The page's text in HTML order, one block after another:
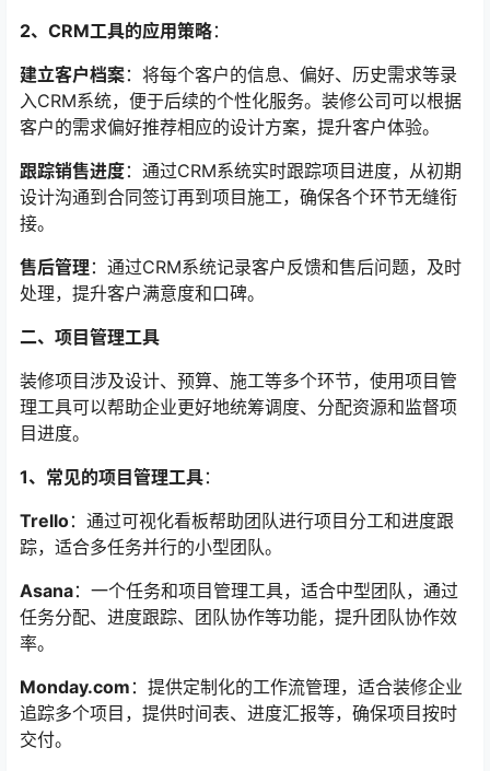
2、CRM工具的应用策略：
建立客户档案：将每个客户的信息、偏好、历史需求等录
入CRM系统，便于后续的个性化服务。装修公司可以根据
客户的需求偏好推荐相应的设计方案，提升客户体验。
跟踪销售进度：通过CRM系统实时跟踪项目进度，从初期
设计沟通到合同签订再到项目施工，确保各个环节无缝衔
接。
售后管理 ：通过CRM系统记录客户反馈和售后问题，及时
处理，提升客户满意度和口碑。
二、项目管理工具
装修项目涉及设计、预算、施工等多个环节，使用项目管
理工具可以帮助企业更好地统筹调度、分配资源和监督项
目进度。
1、常见的项目管理工具：
Trello：通过可视化看板帮助团队进行项目分工和进度跟
踪，适合多任务并行的小型团队。
Asana：一个任务和项目管理工具，适合中型团队，通过
任务分配、进度跟踪、团队协作等功能，提升团队协作效
率。
Monday.com ：提供定制化的工作流管理，适合装修企业
追踪多个项目，提供时间表、进度汇报等，确保项目按时
交付。